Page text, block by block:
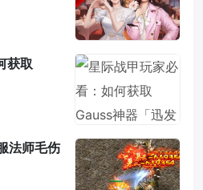
获取
蓝图？
法师毛伤
备的完